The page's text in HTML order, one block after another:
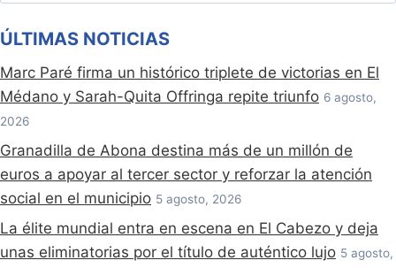
ÚLTIMAS NOTICIAS
Marc Paré firma un histórico triplete de victorias en El
Médano y Sarah-Quita Offringa repite triunfo 6 agosto,
2026
Granadilla de Abona destina más de un millón de
euros a apoyar al tercer sector y reforzar la atención
social en el municipio 5 agosto, 2026
La élite mundial entra en escena en El Cabezo y deja
unas eliminatorias por el título de auténtico lujo 5 agosto,